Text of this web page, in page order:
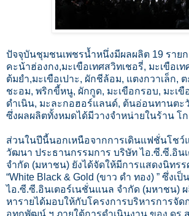
ปัจจุบันชุมชนเพชรน้ำหนึ่งมีผลผลิต 19 ราย
คะน้าฮ่องกง,มะเขือเทศสวิทเชอรี่, มะเขือเท
ต้มยำ,มะเขือเปาะ, ผักชีล้อม, แตงกวาเล็ก,
ชะอม, พริกขี้หนู, ผักกูด, มะเขือกรอบ, มะเขื
ดำเนิน, มะละกอฮอร์แลนด์, ต้นอ่อนทานตะ
ซึ่งผลผลิตทั้งหมดได้มีวางจำหน่ายในร้าน โก
ส่วนในปีนี้นอกเหนือจากการเดินแฟชั่นโชว์
วัฒนา ประธานกรรมการ บริษัท ไอ.ซี.ซี.อิน
จำกัด (มหาชน) ยังได้จัดให้มีการแสดงนิทร
“White Black & Gold (ขาว ดำ ทอง) ” ซึ่งเ
ไอ.ซี.ซี.อินเตอร์เนชั่นแนล จำกัด (มหาชน)
หารายได้มอบให้กับโครงการบริหารการจั
อุทกพัฒน์ ฯ ภายใต้การดำเนินงาน ของ ดร.